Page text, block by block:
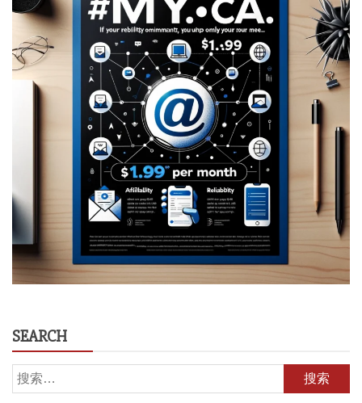
SEARCH
搜
索：